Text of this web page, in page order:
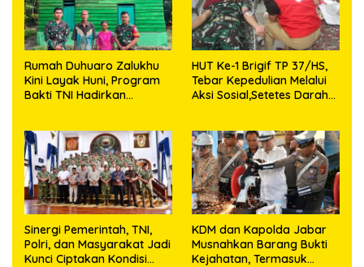
Rumah Duhuaro Zalukhu
Kini Layak Huni, Program
Bakti TNI Hadirkan
HUT Ke-1 Brigif TP 37/HS,
Tebar Kepedulian Melalui
Aksi Sosial,Setetes Darah
Sinergi Pemerintah, TNI,
Polri, dan Masyarakat Jadi
Kunci Ciptakan Kondisi
KDM dan Kapolda Jabar
Musnahkan Barang Bukti
Kejahatan, Termasuk